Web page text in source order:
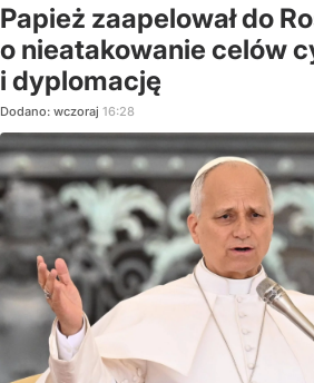
Papież zaapelował do
o nieatakowanie celów
i dyplomację
Dodano: wczoraj 16:28